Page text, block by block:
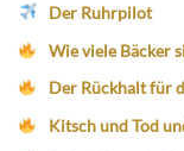
Der Ruhrpilot
Wie viele Bäcker
Der Rückhalt für
Kitsch und Tod